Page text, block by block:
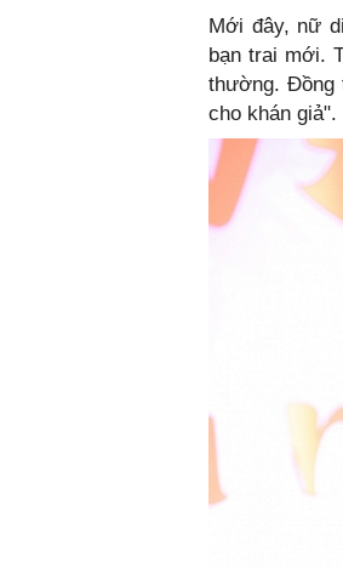
Mới đây, nữ
bạn trai mới.
thường. Đồng
cho khán giả".